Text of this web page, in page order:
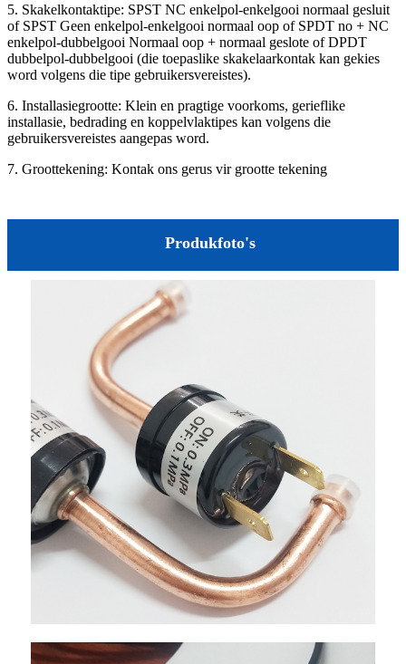
5. Skakelkontaktipe: SPST NC enkelpol-enkelgooi normaal gesluit
of SPST Geen enkelpol-enkelgooi normaal oop of SPDT no + NC
enkelpol-dubbelgooi Normaal oop + normaal geslote of DPDT
dubbelpol-dubbelgooi (die toepaslike skakelaarkontak kan gekies
word volgens die tipe gebruikersvereistes).
6. Installasiegrootte: Klein en pragtige voorkoms, gerieflike
installasie, bedrading en koppelvlaktipes kan volgens die
gebruikersvereistes aangepas word.
7. Groottekening: Kontak ons ​​gerus vir grootte tekening
Produkfoto's